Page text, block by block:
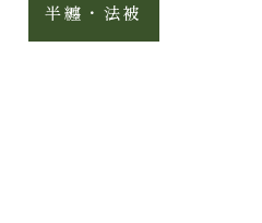
半纏・法被